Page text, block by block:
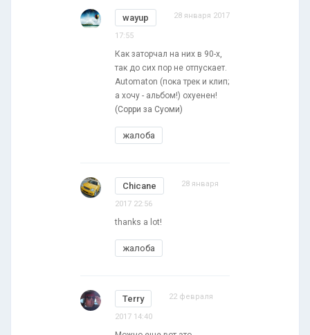
wayup 28 января 2017
17:55
Как заторчал на них в 90-х,
так до сих пор не отпускает.
Automaton (пока трек и клип;
а хочу - альбом!) охуенен!
(Сорри за Суоми)
жалоба
Chicane 28 января
2017 22:56
thanks a lot!
жалоба
Terry 22 февраля
2017 14:40